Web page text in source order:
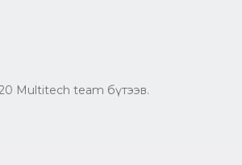
Multitech team бүтээв.